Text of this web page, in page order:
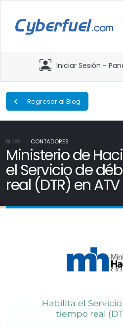
Iniciar Sesión -
Regresar al Blog
BLOG CONTADORES
Ministerio de
el Servicio de
real (DTR) en ATV